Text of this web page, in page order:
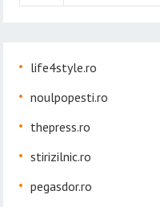
life4style.ro
noulpopesti.ro
thepress.ro
stirizilnic.ro
pegasdor.ro